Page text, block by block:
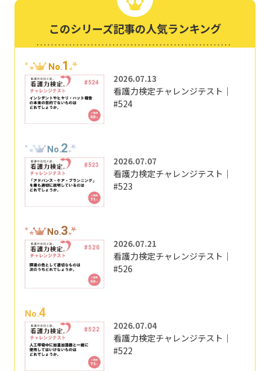
このシリーズ記事の人気ランキング
No.1
2026.07.13
看護力検定チャレンジテスト｜
#524
No.2
2026.07.07
看護力検定チャレンジテスト｜
#523
No.3
2026.07.21
看護力検定チャレンジテスト｜
#526
No.4
2026.07.04
看護力検定チャレンジテスト｜
#522